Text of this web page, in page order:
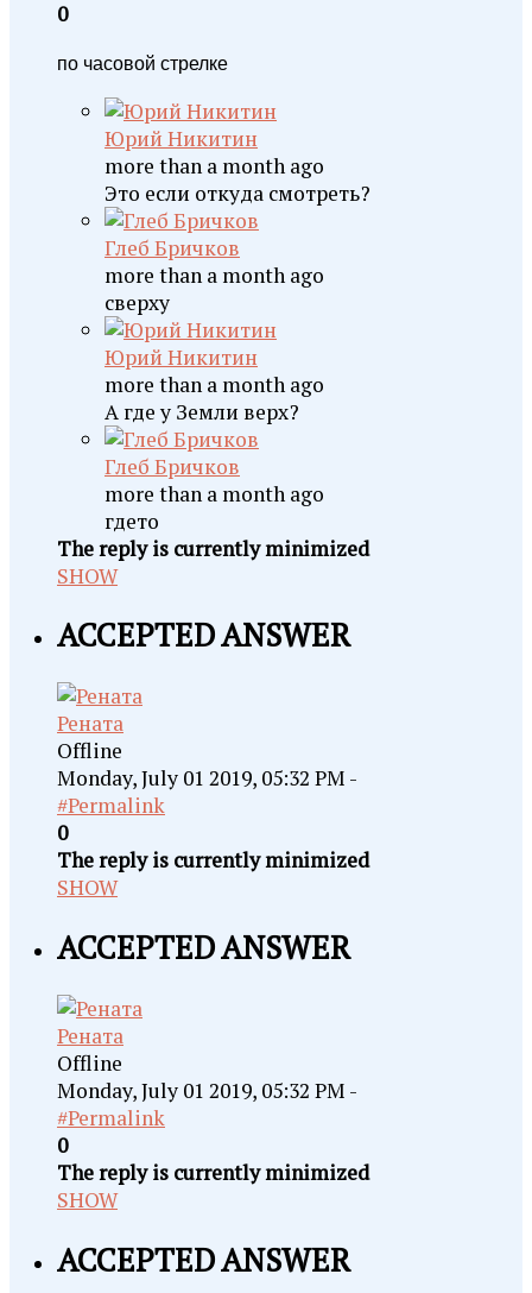
0
по часовой стрелке
Юрий Никитин
more than a month ago
Это если откуда смотреть?
Глеб Бричков
more than a month ago
сверху
Юрий Никитин
more than a month ago
А где у Земли верх?
Глеб Бричков
more than a month ago
гдето
The reply is currently minimized
SHOW
ACCEPTED ANSWER
Рената
Offline
Monday, July 01 2019, 05:32 PM -
#Permalink
0
The reply is currently minimized
SHOW
ACCEPTED ANSWER
Рената
Offline
Monday, July 01 2019, 05:32 PM -
#Permalink
0
The reply is currently minimized
SHOW
ACCEPTED ANSWER